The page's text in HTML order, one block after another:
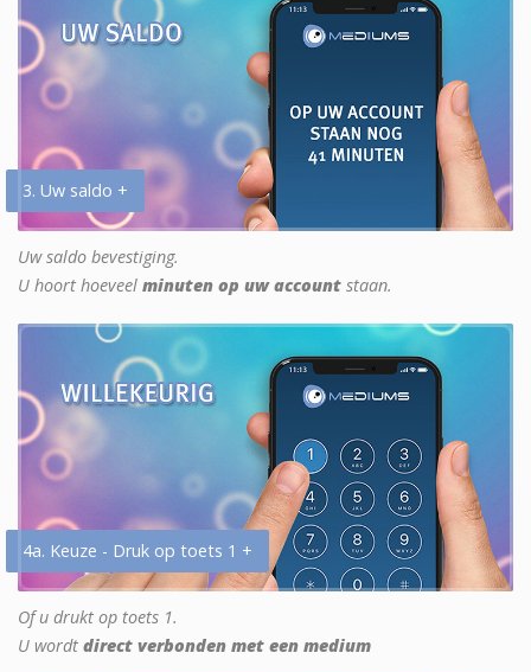
3. Uw saldo +
Uw saldo bevestiging.
U hoort hoeveel minuten op uw account staan.
4a. Keuze - Druk op toets 1 +
Of u drukt op toets 1.
U wordt direct verbonden met een medium